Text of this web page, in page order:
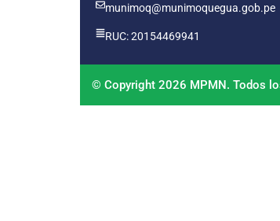
munimoq@munimoquegua.gob.pe
RUC: 20154469941
© Copyright 2026 MPMN. Todos